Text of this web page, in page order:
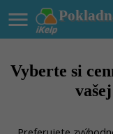

Vyberte si